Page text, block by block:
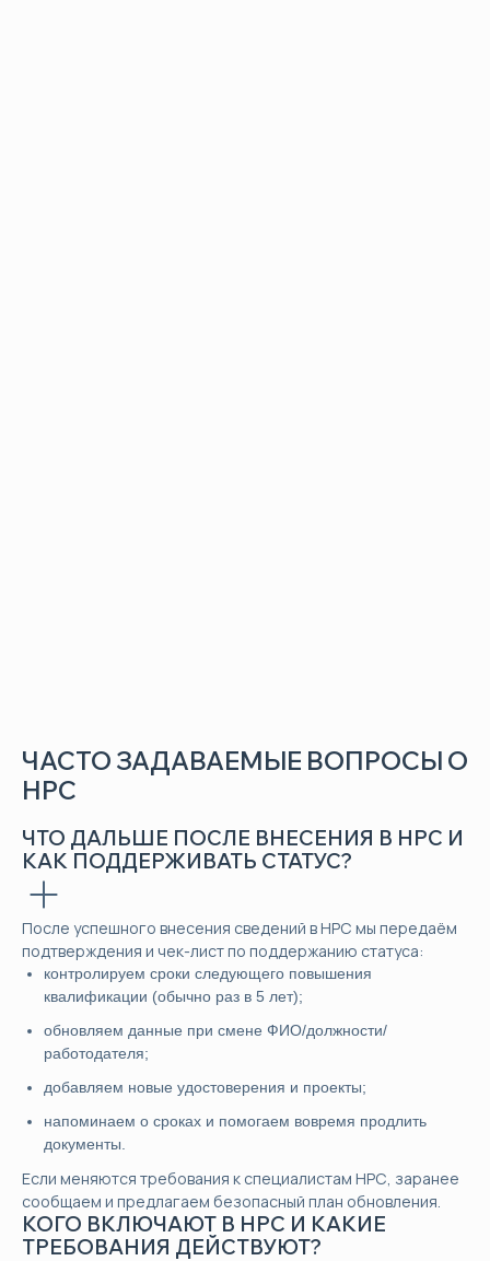
ЧАСТО ЗАДАВАЕМЫЕ ВОПРОСЫ О
НРС
ЧТО ДАЛЬШЕ ПОСЛЕ ВНЕСЕНИЯ В НРС И
КАК ПОДДЕРЖИВАТЬ СТАТУС?
После успешного внесения сведений в НРС мы передаём
подтверждения и чек-лист по поддержанию статуса:
контролируем сроки следующего повышения
квалификации (обычно раз в 5 лет);
обновляем данные при смене ФИО/должности/
работодателя;
добавляем новые удостоверения и проекты;
напоминаем о сроках и помогаем вовремя продлить
документы.
Если меняются требования к специалистам НРС, заранее
сообщаем и предлагаем безопасный план обновления.
КОГО ВКЛЮЧАЮТ В НРС И КАКИЕ
ТРЕБОВАНИЯ ДЕЙСТВУЮТ?